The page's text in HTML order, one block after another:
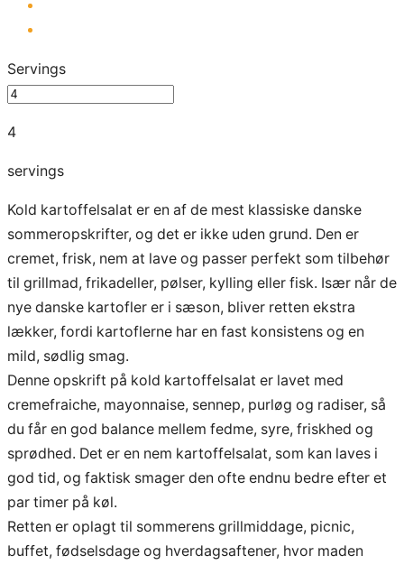
Servings
4
servings
Kold kartoffelsalat er en af de mest klassiske danske
sommeropskrifter, og det er ikke uden grund. Den er
cremet, frisk, nem at lave og passer perfekt som tilbehør
til grillmad, frikadeller, pølser, kylling eller fisk. Især når de
nye danske kartofler er i sæson, bliver retten ekstra
lækker, fordi kartoflerne har en fast konsistens og en
mild, sødlig smag.
Denne opskrift på kold kartoffelsalat er lavet med
cremefraiche, mayonnaise, sennep, purløg og radiser, så
du får en god balance mellem fedme, syre, friskhed og
sprødhed. Det er en nem kartoffelsalat, som kan laves i
god tid, og faktisk smager den ofte endnu bedre efter et
par timer på køl.
Retten er oplagt til sommerens grillmiddage, picnic,
buffet, fødselsdage og hverdagsaftener, hvor maden